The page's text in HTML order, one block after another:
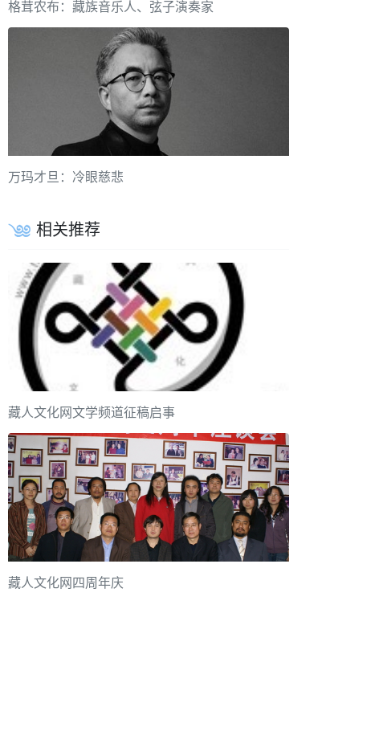
格茸农布：藏族音乐人、弦子演奏家
万玛才旦：冷眼慈悲
相关推荐
藏人文化网文学频道征稿启事
藏人文化网四周年庆